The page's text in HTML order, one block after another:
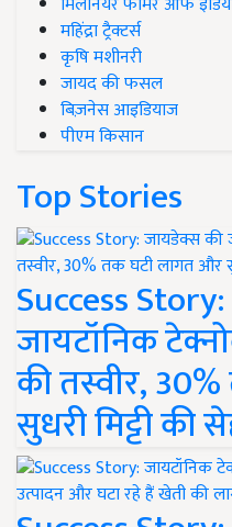
महिंद्रा ट्रैक्टर्स
कृषि मशीनरी
जायद की फसल
बिज़नेस आइडियाज
पीएम किसान
Top Stories
Success
जायटॉनिक
की तस्वीर,
सुधरी मिट्टी की